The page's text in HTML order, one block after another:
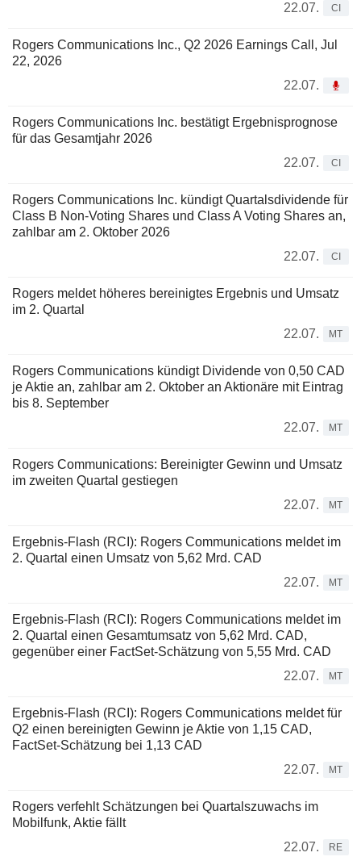
22.07.
CI
Rogers Communications Inc., Q2 2026 Earnings Call, Jul
22, 2026
22.07.
Rogers Communications Inc. bestätigt Ergebnisprognose
für das Gesamtjahr 2026
22.07.
CI
Rogers Communications Inc. kündigt Quartalsdividende für
Class B Non-Voting Shares und Class A Voting Shares an,
zahlbar am 2. Oktober 2026
22.07.
CI
Rogers meldet höheres bereinigtes Ergebnis und Umsatz
im 2. Quartal
22.07.
MT
Rogers Communications kündigt Dividende von 0,50 CAD
je Aktie an, zahlbar am 2. Oktober an Aktionäre mit Eintrag
bis 8. September
22.07.
MT
Rogers Communications: Bereinigter Gewinn und Umsatz
im zweiten Quartal gestiegen
22.07.
MT
Ergebnis-Flash (RCI): Rogers Communications meldet im
2. Quartal einen Umsatz von 5,62 Mrd. CAD
22.07.
MT
Ergebnis-Flash (RCI): Rogers Communications meldet im
2. Quartal einen Gesamtumsatz von 5,62 Mrd. CAD,
gegenüber einer FactSet-Schätzung von 5,55 Mrd. CAD
22.07.
MT
Ergebnis-Flash (RCI): Rogers Communications meldet für
Q2 einen bereinigten Gewinn je Aktie von 1,15 CAD,
FactSet-Schätzung bei 1,13 CAD
22.07.
MT
Rogers verfehlt Schätzungen bei Quartalszuwachs im
Mobilfunk, Aktie fällt
22.07.
RE